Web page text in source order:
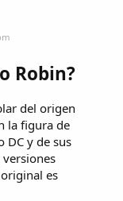
Robin?
del origen
la figura de
DC y de sus
es